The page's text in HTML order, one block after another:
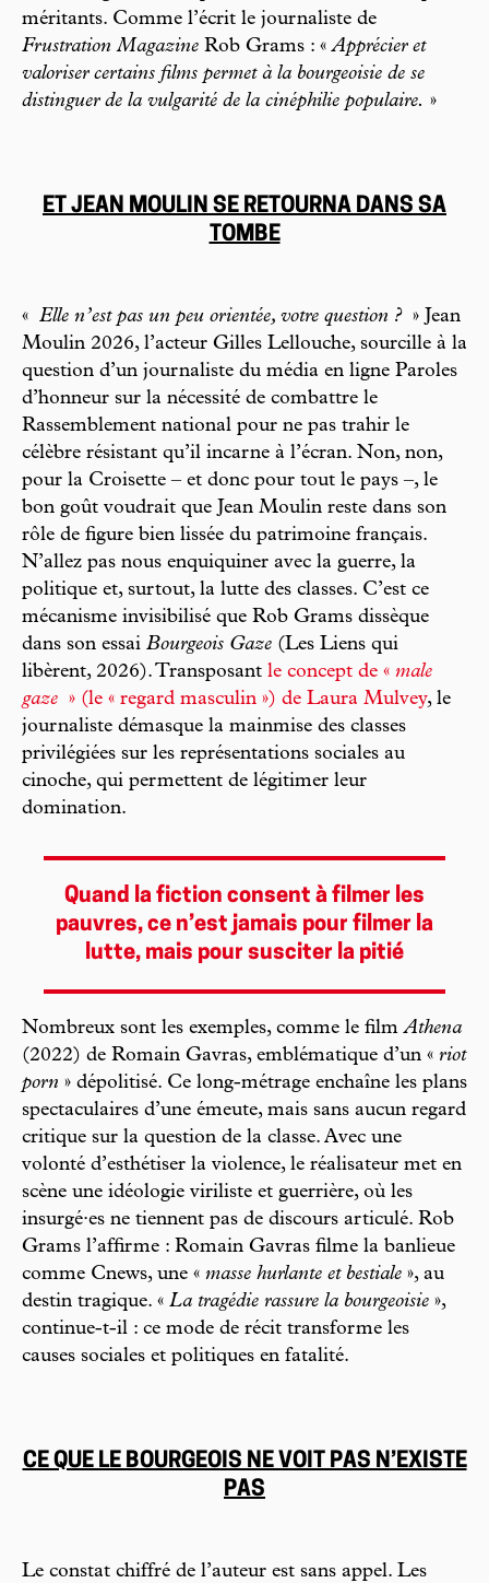
méritants. Comme l’écrit le journaliste de
Frustration Magazine Rob Grams : «Apprécier et
valoriser certains films permet à la bourgeoisie de se
distinguer de la vulgarité de la cinéphilie populaire. »
ET JEAN MOULIN SE RETOURNA DANS SA
TOMBE
« Elle n’est pas un peu orientée, votre question ? » Jean
Moulin 2026, l’acteur Gilles Lellouche, sourcille à la
question d’un journaliste du média en ligne Paroles
d’honneur sur la nécessité de combattre le
Rassemblement national pour ne pas trahir le
célèbre résistant qu’il incarne à l’écran. Non, non,
pour la Croisette – et donc pour tout le pays –, le
bon goût voudrait que Jean Moulin reste dans son
rôle de figure bien lissée du patrimoine français.
N’allez pas nous enquiquiner avec la guerre, la
politique et, surtout, la lutte des classes. C’est ce
mécanisme invisibilisé que Rob Grams dissèque
dans son essai Bourgeois Gaze (Les Liens qui
libèrent, 2026). Transposant le concept de « male
gaze » (le « regard masculin ») de Laura Mulvey, le
journaliste démasque la mainmise des classes
privilégiées sur les représentations sociales au
cinoche, qui permettent de légitimer leur
domination.
Quand la fiction consent à filmer les
pauvres, ce n’est jamais pour filmer la
lutte, mais pour susciter la pitié
Nombreux sont les exemples, comme le filmAthena
(2022) de Romain Gavras, emblématique d’un « riot
porn » dépolitisé. Ce long-métrage enchaîne les plans
spectaculaires d’une émeute, mais sans aucun regard
critique sur la question de la classe. Avec une
volonté d’esthétiser la violence, le réalisateur met en
scène une idéologie viriliste et guerrière, où les
insurgé·es ne tiennent pas de discours articulé. Rob
Grams l’affirme : Romain Gavras filme la banlieue
comme Cnews, une « masse hurlante et bestiale », au
destin tragique. « La tragédie rassure la bourgeoisie »,
continue-t-il : ce mode de récit transforme les
causes sociales et politiques en fatalité.
CE QUE LE BOURGEOIS NE VOIT PAS N’EXISTE
PAS
Le constat chiffré de l’auteur est sans appel. Les